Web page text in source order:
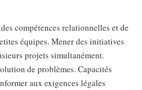
compétences relationnelles et de
équipes. Mener des initiatives
projets simultanément.
de problèmes. Capacités
aux exigences légales